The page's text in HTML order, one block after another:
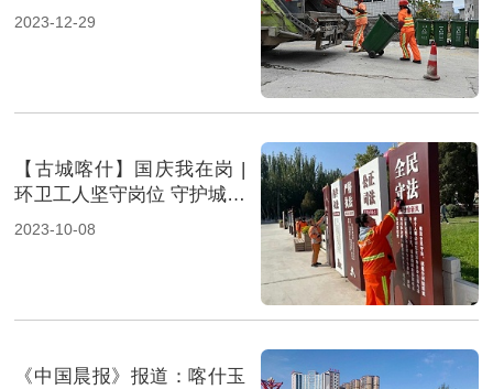
大事”
2023-12-29
【古城喀什】国庆我在岗 |
环卫工人坚守岗位 守护城市
靓丽风景
2023-10-08
《中国晨报》报道：喀什玉